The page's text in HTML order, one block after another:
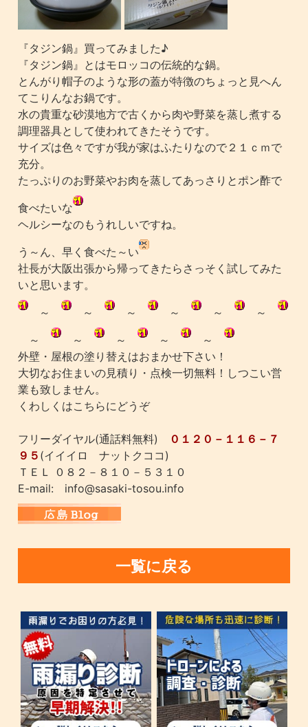
『タジン鍋』買ってみました♪
『タジン鍋』とはモロッコの伝統的な鍋。
とんがり帽子のような形の蓋が特徴のちょっと見へん
てこりんなお鍋です。
水の貴重な砂漠地方で古くから肉や野菜を蒸し煮する
調理器具として使われてきたそうです。
サイズは色々ですが我が家はふたりなので２１ｃｍで
充分。
たっぷりのお野菜やお肉を蒸してあっさりとポン酢で
食べたいな
ヘルシーなのもうれしいですね。
う～ん、早く食べた～い
社長が大阪出張から帰ってきたらさっそく試してみた
いと思います。
～
～ ～ ～ ～
～
～
～ ～ ～
～
外壁・屋根の塗り替えはおまかせ下さい！
大切なお住まいの見積り・点検一切無料！しつこい営
業も致しません。
くわしくはこちらにどうぞ
フリーダイヤル(通話料無料)
０１２０－１１６－７
９５ (イイイロ ナットクココ)
ＴＥＬ ０８２－８１０－５３１０
E-mail: info@sasaki-tosou.info
一覧に戻る